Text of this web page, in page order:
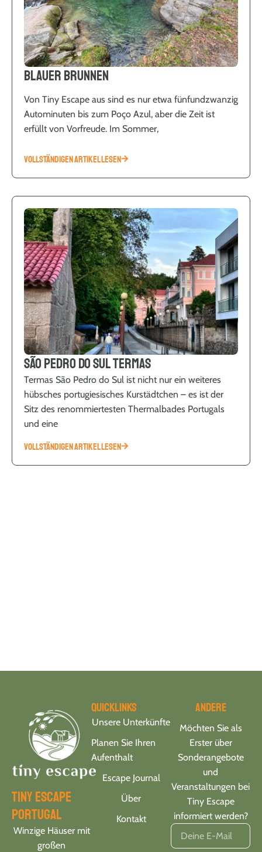
Blauer Brunnen
Von Tiny Escape aus sind es nur etwa fünfundzwanzig
Autominuten bis zum Poço Azul, aber die Zeit ist
erfüllt von Vorfreude. Im Sommer,
VOLLSTÄNDIGEN ARTIKEL LESEN
São Pedro do Sul Termas
Termas São Pedro do Sul ist nicht nur ein weiteres
hübsches portugiesisches Kurstädtchen – es ist der
Sitz des renommiertesten Thermalbades Portugals
und eine
VOLLSTÄNDIGEN ARTIKEL LESEN
tiny escape
portugal
Winzige Häuser mit
großen
Quicklinks
Unsere Unterkünfte
Planen Sie Ihren
Aufenthalt
Escape Journal
Über
Kontakt
Andere
Möchten Sie als
Erster über
Sonderangebote
und
Veranstaltungen bei
Tiny Escape
informiert werden?